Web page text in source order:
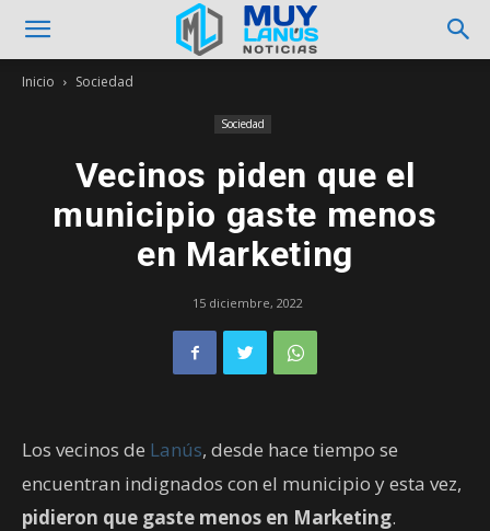
Inicio Sociedad
Sociedad
Vecinos piden que el
municipio gaste menos
en Marketing
15 diciembre, 2022
Los vecinos de Lanús, desde hace tiempo se
encuentran indignados con el municipio y esta vez,
pidieron que gaste menos en Marketing.